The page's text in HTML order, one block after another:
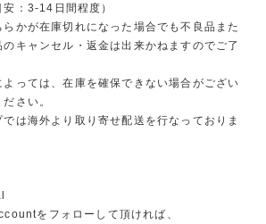
：3-14日間程度）
かが在庫切れになった場合でも不良品また
キャンセル・返金は出来かねますのでご了
っては、在庫を確保できない場合がござい
さい。
は海外より取り寄せ配送を行なっておりま
をフォローして頂ければ、